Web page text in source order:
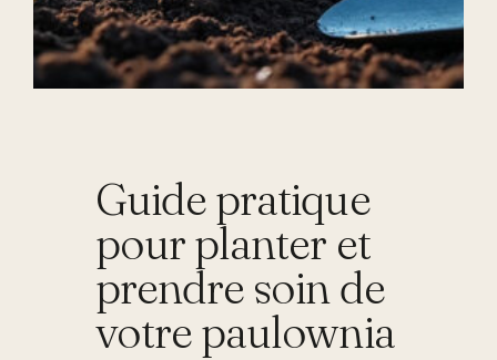
Guide pratique
pour planter et
prendre soin de
votre paulownia